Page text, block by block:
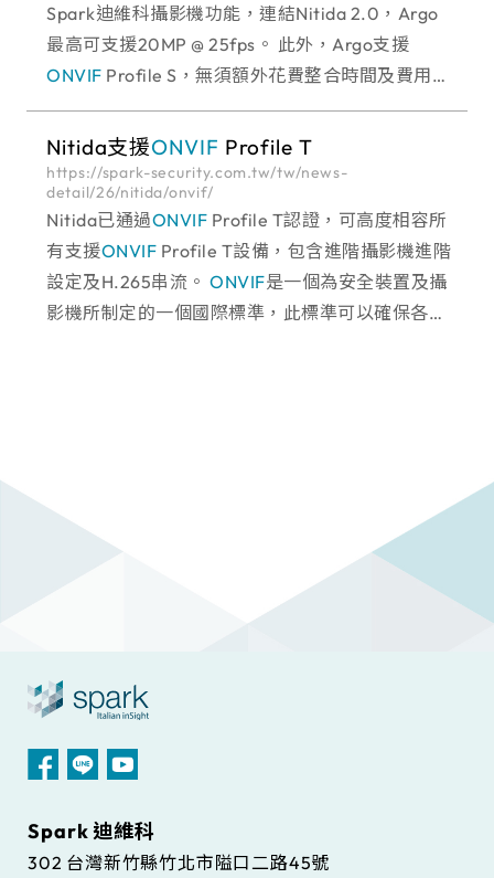
Spark迪維科攝影機功能，連結Nitida 2.0，Argo
最高可支援20MP @ 25fps。 此外，Argo支援
ONVIF Profile S，無須額外花費整合時間及費用，
即可相容各
Nitida支援ONVIF Profile T
https://spark-security.com.tw/tw/news-
detail/26/nitida/onvif/
Nitida已通過ONVIF Profile T認證，可高度相容所
有支援ONVIF Profile T設備，包含進階攝影機進階
設定及H.265串流。 ONVIF是一個為安全裝置及攝
影機所制定的一個國際標準，此標準可以確保各硬
Spark 迪維科
302 台灣新竹縣竹北市隘口二路45號